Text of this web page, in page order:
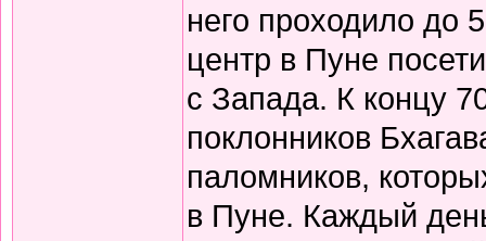
него проходило до
центр в Пуне
с Запада. К концу
поклонников
паломников,
в Пуне. Каждый